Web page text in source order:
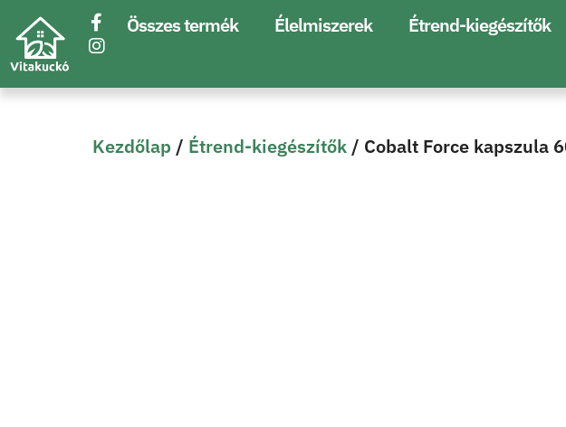
Összes termék Élelmiszerek Étrend-kiegészítők
Kezdőlap / Étrend-kiegészítők / Cobalt Force kapszula